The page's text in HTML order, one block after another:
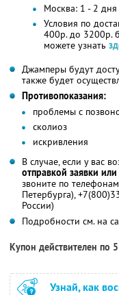
Москва: 1 - 2 дня
Условия по
400р. до 3200р.
можете узнать
Джамперы будут
также будет
Противопоказания:
проблемы с
сколиоз
искривления
В случае, если у вас
отправкой заявки
звоните по
Петербурга),
России)
Подробности см. на
Купон действителен по
Узнай, как